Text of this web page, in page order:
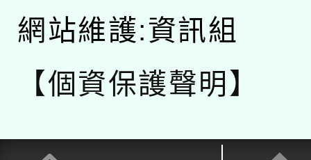
網站維護:資訊組
【個資保護聲明】